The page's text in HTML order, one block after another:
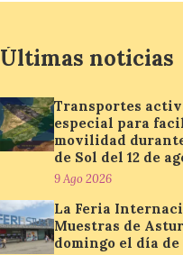
Últimas noticias
Transportes
especial para
movilidad
de Sol del 12 de
9 Ago 2026
La Feria
Muestras de
domingo el día